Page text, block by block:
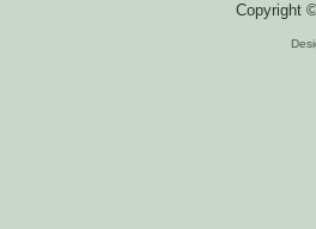
Copyright